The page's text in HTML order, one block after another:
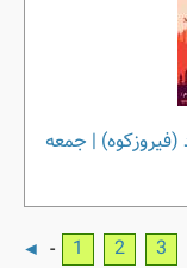
(فیروزکوه) | جمعه
◄ - 1 2 3